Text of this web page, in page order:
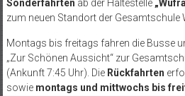
Sonderfahrten ab der Haltestelle „W
zum neuen Standort der Gesamtschule
Montags bis freitags fahren die Busse
„Zur Schönen Aussicht“ zur
(Ankunft 7:45 Uhr). Die Rückfahrten
sowie montags und mittwochs bis